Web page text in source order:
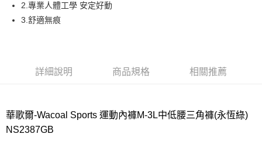
每筆NT$80，滿NT$1,000(含以上)免運費
7-11取貨付款
每筆NT$80，滿NT$1,000(含以上)免運費
2.專業人體工學 安定好動
3.舒適無痕
詳細說明 商品規格 相關推薦
華歌爾-Wacoal Sports 運動內褲M-3L中低腰三角褲(永恆綠)
NS2387GB